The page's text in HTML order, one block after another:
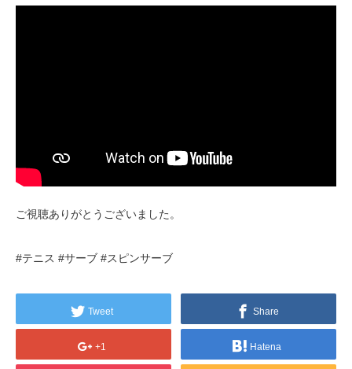
ご視聴ありがとうございました。
#テニス #サーブ #スピンサーブ
Tweet Share
+1 Hatena